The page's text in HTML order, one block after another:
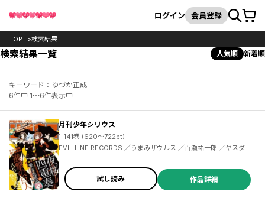
検索
ログイン 会員登録カート
TOP 検索結果
検索結果一覧 人気順 新着順
キーワード：ゆづか正成
6件中 1～6件表示中
月刊少年シリウス
1-141巻 (620～722pt)
EVIL LINE RECORDS ／うまみザウルス ／百瀬祐一郎 ／ヤスダスズヒト ／伏瀬 ／茶々 ／杉本萌 ／清水茜 ／弐瓶勉 ／光永康則 ／沙村広明 ／土田陸 ／割田コマ ／蟹江鉄史 ／馬場康誌 ／加茂セイ ／刀坂アキラ ／遠山えま ／カトウコトノ ／柿原優子 ／ヤス ／川上泰樹 ／高田裕三 ／横田卓馬 ／イダタツヒコ ／士貴智志 ／虎走かける ／タツオ ／柴 ／神楽坂淳 ／雷蔵 ／荒木光 ／香月日輪 ／深山和香 ／戸野タエ ／リカチ ／MAGES. ／Chiyo St.Inc ／園心ふつう ／梅原英司
試し読み 作品詳細